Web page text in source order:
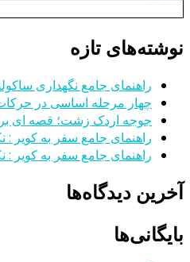
نوشته‌های تازه
راهنمای جامع نگهداری
چهار مرحله اساسی در حرکات
جوجه اردک زشت؛ قصه ای
راهنمای جامع سفر به کویر :
راهنمای جامع سفر به کویر :
آخرین دیدگاه‌ها
بایگانی‌ها